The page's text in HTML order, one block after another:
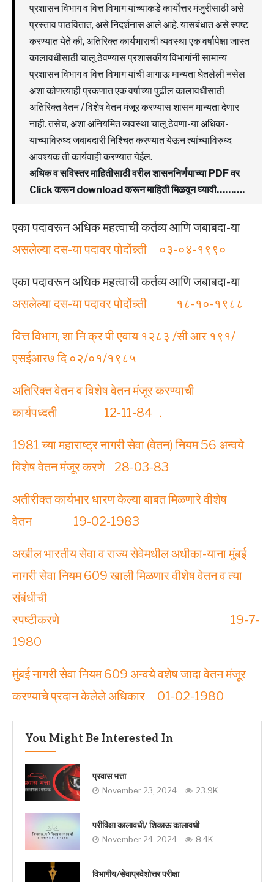
प्रशासन विभाग व वित्त विभाग यांच्याकडे कार्योत्तर मंजुरीसाठी असे
प्रस्ताव पाठवितात, असे निदर्शनास आले आहे. यासबंधात असे स्पष्ट
करण्यात येते की, अतिरिक्त कार्यभाराची व्यवस्था एक वर्षापेक्षा जास्त
कालावधीसाठी चालू ठेवण्यास प्रशासकीय विभागांनी सामान्य
प्रशासन विभाग व वित्त विभाग यांची आगाऊ मान्यता घेतलेली नसेल
अशा कोणत्याही प्रकणात एक वर्षाच्या पुढील कालावधीसाठी
अतिरिक्त वेतन / विशेष वेतन मंजूर करण्यास शासन मान्यता देणार
नाही. तसेच, अशा अनियमित व्यवस्था चालू ठेवणा-या अधिका-
याच्याविरुध्द जबाबदारी निश्चित करण्यात येऊन त्यांच्याविरुध्द
आवश्यक ती कार्यवाही करण्यात येईल.
अधिक व सविस्तर माहितीसाठी वरील शासननिर्णयाच्या PDF वर
Click करून download करून माहिती मिळवून घ्यावी……….
एका पदावरून अधिक महत्वाची कर्तव्य आणि जबाबदा-या
असलेल्या दस-या पदावर पोदोंन्न्ती ०३-०४-१९९०
एका पदावरून अधिक महत्वाची कर्तव्य आणि जबाबदा-या
असलेल्या दस-या पदावर पोदोंन्न्ती १८-१०-१९८८
वित्त विभाग, शा नि क्र पी एवाय १२८३ /सी आर १९१/
एसईआर७ दि ०२/०१/१९८५
अतिरिक्‍त वेतन व विशेष वेतन मंजूर करण्‍याची
कार्यपध्‍दती 12-11-84 .
1981 च्‍या महाराष्‍ट्र नागरी सेवा (वेतन) नियम 56 अन्‍वये
विशेष वेतन मंजूर करणे 28-03-83
अ‍तीरीक्‍त कार्यभार धारण केल्‍या बाबत मिळणारे वीशेष
वेतन 19-02-1983
अखील भारतीय सेवा व राज्‍य सेवेमधील अधीका-याना मुंबई
नागरी सेवा नियम 609 खाली मिळणार वीशेष वेतन व त्‍या
संबंधीची
स्‍पष्‍टीकरणे 19-7-
1980
मुंबई नागरी सेवा नियम 609 अन्‍वये वशेष जादा वेतन मंजूर
करण्‍याचे प्रदान केलेले अधिकार 01-02-1980
You Might Be Interested In
प्रवास भत्ता
November 23, 2024 23.9K
परीविक्षा कालावधी/ शिकाऊ कालावधी
November 24, 2024 8.4K
विभागीय/सेवाप्रवेशोत्तर परीक्षा